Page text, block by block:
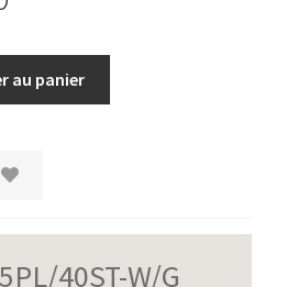
au panier
40ST-W/G